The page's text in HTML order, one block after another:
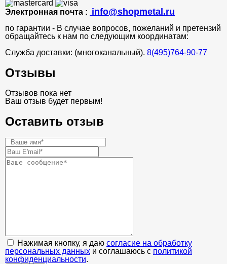
Электронная почта : info@shopmetal.ru
по гарантии - В случае вопросов, пожеланий и претензий
обращайтесь к нам по следующим координатам:
Служба доставки: (многоканальный). 8(495)764-90-77
Отзывы
Отзывов пока нет
Ваш отзыв будет первым!
Оставить отзыв
Нажимая кнопку, я даю согласие на обработку
персональных данных и соглашаюсь с политикой
конфиденциальности.